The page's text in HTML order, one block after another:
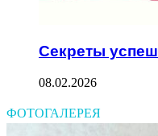
Секреты
08.02.2026
ФОТОГАЛЕРЕЯ